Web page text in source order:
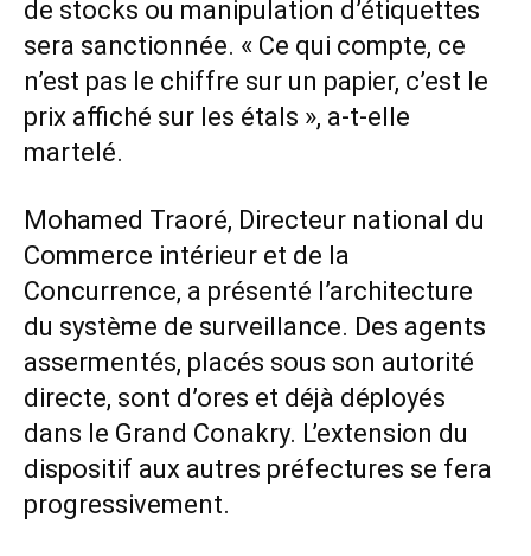
de stocks ou manipulation d’étiquettes
sera sanctionnée. « Ce qui compte, ce
n’est pas le chiffre sur un papier, c’est le
prix affiché sur les étals », a-t-elle
martelé.
Mohamed Traoré, Directeur national du
Commerce intérieur et de la
Concurrence, a présenté l’architecture
du système de surveillance. Des agents
assermentés, placés sous son autorité
directe, sont d’ores et déjà déployés
dans le Grand Conakry. L’extension du
dispositif aux autres préfectures se fera
progressivement.